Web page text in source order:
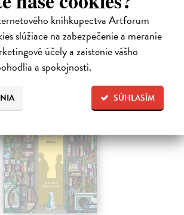
kníhkupectva Artforum
slúžiace na zabezpečenie a meranie
účely a zaistenie vášho
a spokojnosti.
SÚHLASÍM
novinka